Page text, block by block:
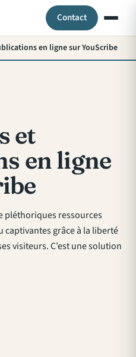
Contact
en ligne sur YouScribe
et
en ligne
pléthoriques ressources
grâce à la liberté
visiteurs. C’est une solution